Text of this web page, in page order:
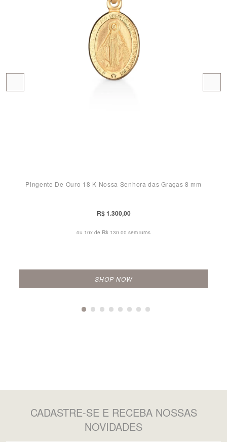
Pingente De Ouro 18 K Nossa Senhora das Graças 8 mm
R$ 1.300,00
ou 10x de R$ 130,00 sem juros
SHOP NOW
CADASTRE-SE E RECEBA NOSSAS
NOVIDADES